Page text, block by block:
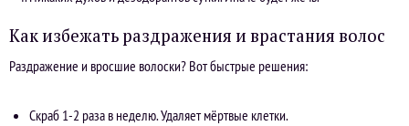
Как избежать раздражения и врастания волос
Раздражение и вросшие волоски? Вот быстрые решения:
Скраб 1-2 раза в неделю. Удаляет мёртвые клетки.